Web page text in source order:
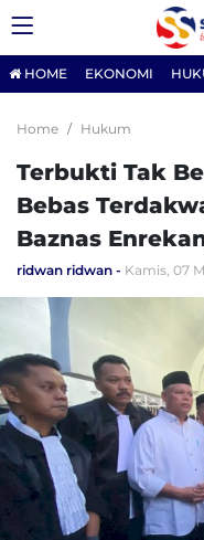
HOME EKONOMI
Home Hukum
Terbukti Tak
Bebas
Baznas
ridwan ridwan Kamis, 07